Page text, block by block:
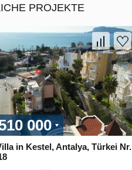
PROJEKTE
000
in Kestel, Antalya, Türkei Nr.